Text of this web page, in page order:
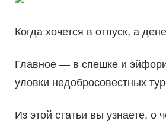
Когда хочется в отпуск, а
Главное — в спешке и
уловки недобросовестных
Из этой статьи вы узнаете, о